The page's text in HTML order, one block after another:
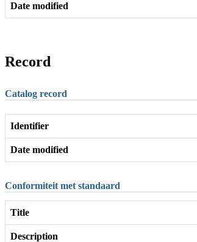
Date modified
Record
Catalog record
Identifier
Date modified
Conformiteit met standaard
Title
Description